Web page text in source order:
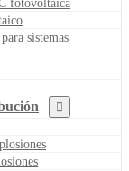
fotovoltaica
sistemas